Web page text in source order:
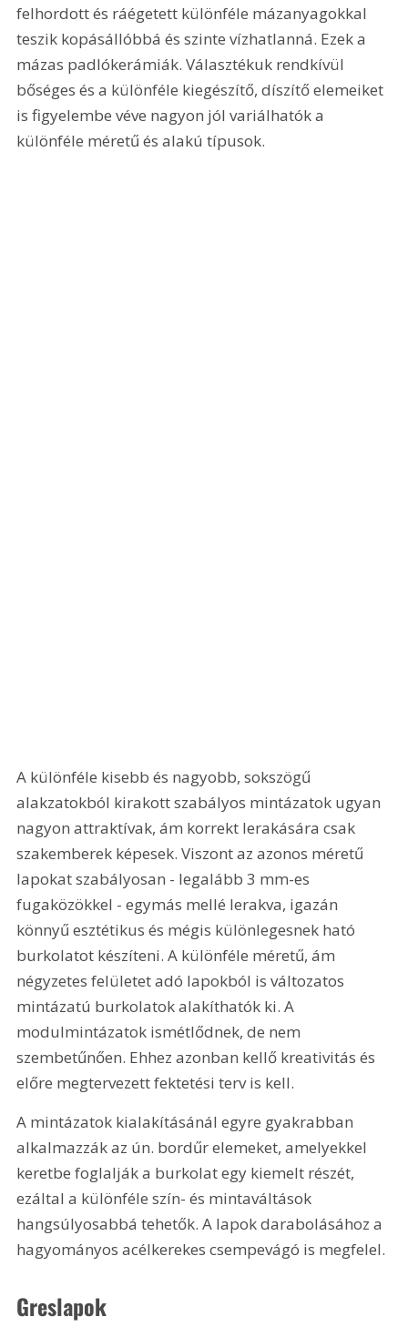
felhordott és ráégetett különféle mázanyagokkal
teszik kopásállóbbá és szinte vízhatlanná. Ezek a
mázas padlókerámiák. Választékuk rendkívül
bőséges és a különféle kiegészítő, díszítő elemeiket
is figyelembe véve nagyon jól variálhatók a
különféle méretű és alakú típusok.
A különféle kisebb és nagyobb, sokszögű
alakzatokból kirakott szabályos mintázatok ugyan
nagyon attraktívak, ám korrekt lerakására csak
szakemberek képesek. Viszont az azonos méretű
lapokat szabályosan - legalább 3 mm-es
fugaközökkel - egymás mellé lerakva, igazán
könnyű esztétikus és mégis különlegesnek ható
burkolatot készíteni. A különféle méretű, ám
négyzetes felületet adó lapokból is változatos
mintázatú burkolatok alakíthatók ki. A
modulmintázatok ismétlődnek, de nem
szembetűnően. Ehhez azonban kellő kreativitás és
előre megtervezett fektetési terv is kell.
A mintázatok kialakításánál egyre gyakrabban
alkalmazzák az ún. bordűr elemeket, amelyekkel
keretbe foglalják a burkolat egy kiemelt részét,
ezáltal a különféle szín- és mintaváltások
hangsúlyosabbá tehetők. A lapok darabolásához a
hagyományos acélkerekes csempevágó is megfelel.
Greslapok